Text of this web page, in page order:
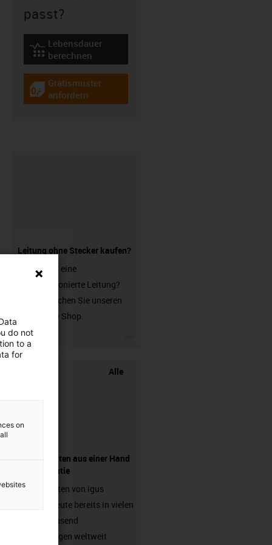
passt?
igus-icon-lebensdauerrechner
Lebensdauer
berechnen
igus-icon-gratismuster
Gratismuster
anfordern
Leitung ohne Stecker kaufen?
Sie suchen eine
unkonfektionierte Leitung?
Dann besuchen Sie unseren
chainflex® Shop.
Alle
Komponenten aus einer Hand
- mit Garantie
Energieketten von igus
arbeiten heute bereits in vielen
hunderttausend
Anwendungen weltweit
do not
to a
for
on